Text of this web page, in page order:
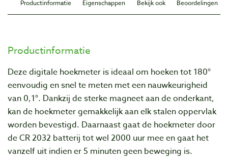
Productinformatie Eigenschappen Bekijk ook Beoordelingen
Productinformatie
Deze digitale hoekmeter is ideaal om hoeken tot 180°
eenvoudig en snel te meten met een nauwkeurigheid
van 0,1°. Dankzij de sterke magneet aan de onderkant,
kan de hoekmeter gemakkelijk aan elk stalen oppervlak
worden bevestigd. Daarnaast gaat de hoekmeter door
de CR 2032 batterij tot wel 2000 uur mee en gaat het
vanzelf uit indien er 5 minuten geen beweging is.